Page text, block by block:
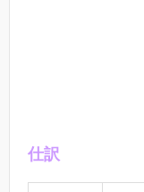
仕訳